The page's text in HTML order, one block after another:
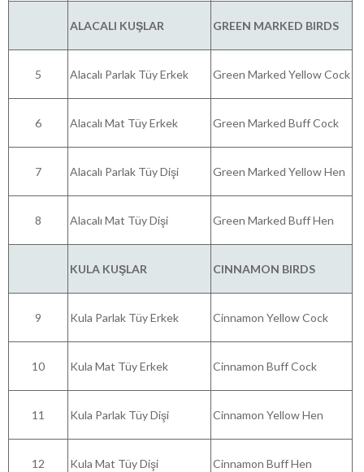
ALACALI KUŞLAR GREEN MARKED BIRDS
5 Alacalı Parlak Tüy Erkek Green Marked Yellow Cock
6 Alacalı Mat Tüy Erkek Green Marked Buff Cock
7 Alacalı Parlak Tüy Dişi Green Marked Yellow Hen
8 Alacalı Mat Tüy Dişi Green Marked Buff Hen
KULA KUŞLAR CINNAMON BIRDS
9 Kula Parlak Tüy Erkek Cinnamon Yellow Cock
10 Kula Mat Tüy Erkek Cinnamon Buff Cock
11 Kula Parlak Tüy Dişi Cinnamon Yellow Hen
12 Kula Mat Tüy Dişi Cinnamon Buff Hen